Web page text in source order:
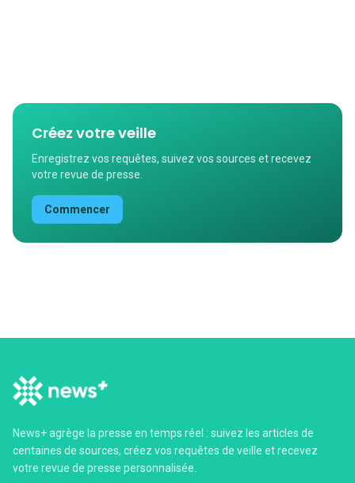
Créez votre veille
Enregistrez vos requêtes, suivez vos sources et recevez
votre revue de presse.
Commencer
News+ agrège la presse en temps réel : suivez les articles de
centaines de sources, créez vos requêtes de veille et recevez
votre revue de presse personnalisée.